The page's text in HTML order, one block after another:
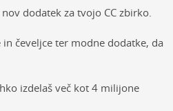
dodatek za tvojo CC zbirko.
čeveljce ter modne dodatke, da
izdelaš več kot 4 milijone